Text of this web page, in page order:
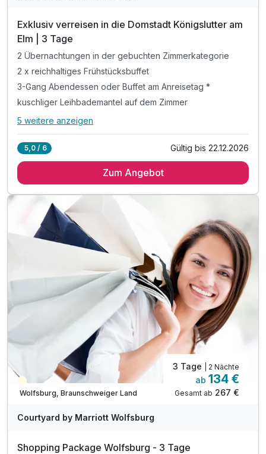
Exklusiv verreisen in die Domstadt Königslutter am
Elm | 3 Tage
2 Übernachtungen in der gebuchten Zimmerkategorie
2 x reichhaltiges Frühstücksbuffet
3-Gang Abendessen oder Buffet am Anreisetag *
kuschliger Leihbademantel auf dem Zimmer
Alle Inklusivleistungen
2 x reichhaltiges Frühstücksbuffet
kuschliger Leihbademantel auf dem Zimmer
Aktivzeit im Hotelschwimmbad (06 Uhr bis 22 Uhr)
Aktivzeit im Fitnessraum (06 Uhr bis 22 Uhr)
Entspannung in unserer Sauna (17 Uhr bis 22 Uhr)
inklusive W-Lan
5 weitere anzeigen
5,0 / 6 Gültig bis 22.12.2026
Zum Angebot
Teilweise ausgelastet
Wolfsburg, Braunschweiger Land
3 Tage | 2 Nächte
ab 134 €
Gesamt ab 267 €
Courtyard by Marriott Wolfsburg
Shopping Package Wolfsburg - 3 Tage